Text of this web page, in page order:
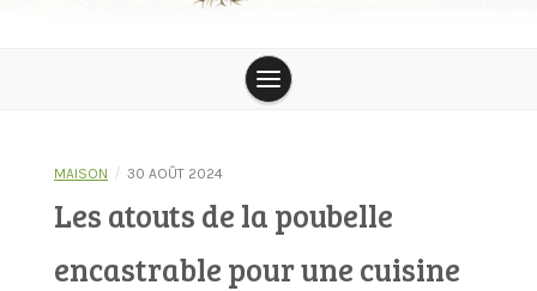
MAISON / 30 AOÛT 2024
Les atouts de la poubelle
encastrable pour une cuisine